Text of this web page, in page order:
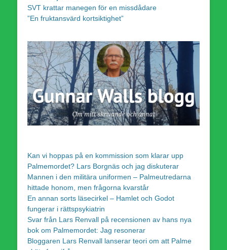
SVT krattar manegen för en missdådare
”En fruktansvärd kortsiktighet”
Kan vi hoppas på en kommission som klarar upp
Palmemordet? Lars Borgnäs och jag diskuterar
Mannen i den militära uniformen – Palmeutredarna
hittade honom, men frågorna kvarstår
En annan sorts läsecirkel – Hamlet och Godot
fungerar i rättspsykiatrin
Svar från Lars Renvall på recensionen av hans nya
bok om Palmemordet: Jag resonerar
Bloggaren Lars Renvall lanserar teori om att Palme